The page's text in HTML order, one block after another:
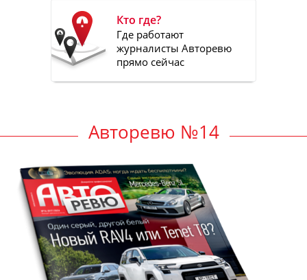
Кто где?
Где работают
журналисты Авторевю
прямо сейчас
Авторевю №14